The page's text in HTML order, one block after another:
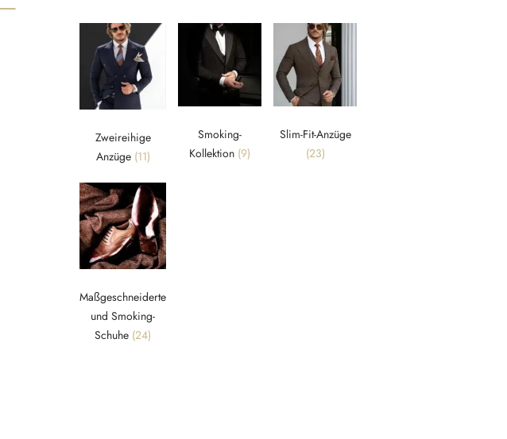
Zweireihige
Anzüge (11)
Smoking-
Kollektion (9)
Slim-Fit-Anzüge
(23)
Maßgeschneiderte
und Smoking-
Schuhe (24)